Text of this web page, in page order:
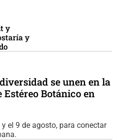
y
y
se unen en la
Estéreo Botánico en
el 9 de agosto, para conectar